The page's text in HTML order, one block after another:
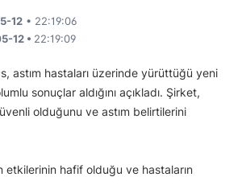
12 • 22:19:06
12 • 22:19:09
astım hastaları üzerinde yürüttüğü yeni
sonuçlar aldığını açıkladı. Şirket,
olduğunu ve astım belirtilerini
etkilerinin hafif olduğu ve hastaların